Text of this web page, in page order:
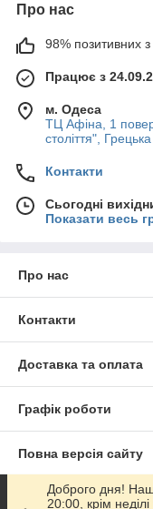
Про нас
98% позитивних з
Працює з
м. Одеса
ТЦ Афіна, 1
століття",
Контакти
Сьогодні
Показати весь
Про нас
Контакти
Доставка та оплата
Графік роботи
Повна версія сайту
Сайт створено на
Доброго дня!
20:00, крім